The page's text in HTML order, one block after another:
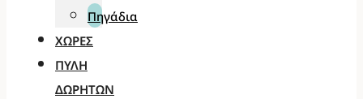
Πηγάδια
ΧΏΡΕΣ
ΠΎΛΗ
ΔΩΡΗΤΏΝ